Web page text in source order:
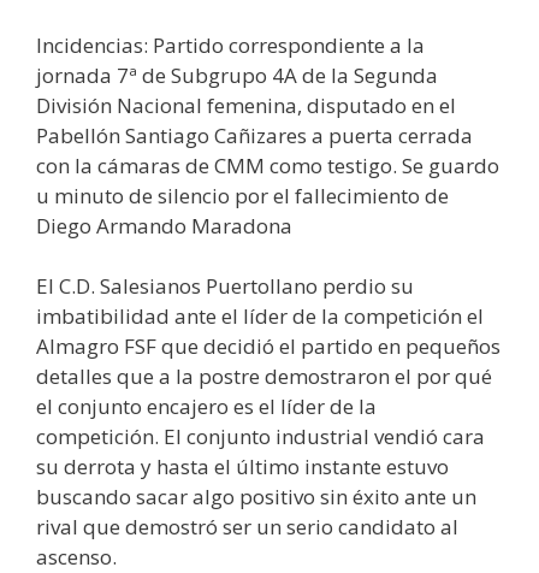
Incidencias: Partido correspondiente a la
jornada 7ª de Subgrupo 4A de la Segunda
División Nacional femenina, disputado en el
Pabellón Santiago Cañizares a puerta cerrada
con la cámaras de CMM como testigo. Se guardo
u minuto de silencio por el fallecimiento de
Diego Armando Maradona
El C.D. Salesianos Puertollano perdio su
imbatibilidad ante el líder de la competición el
Almagro FSF que decidió el partido en pequeños
detalles que a la postre demostraron el por qué
el conjunto encajero es el líder de la
competición. El conjunto industrial vendió cara
su derrota y hasta el último instante estuvo
buscando sacar algo positivo sin éxito ante un
rival que demostró ser un serio candidato al
ascenso.